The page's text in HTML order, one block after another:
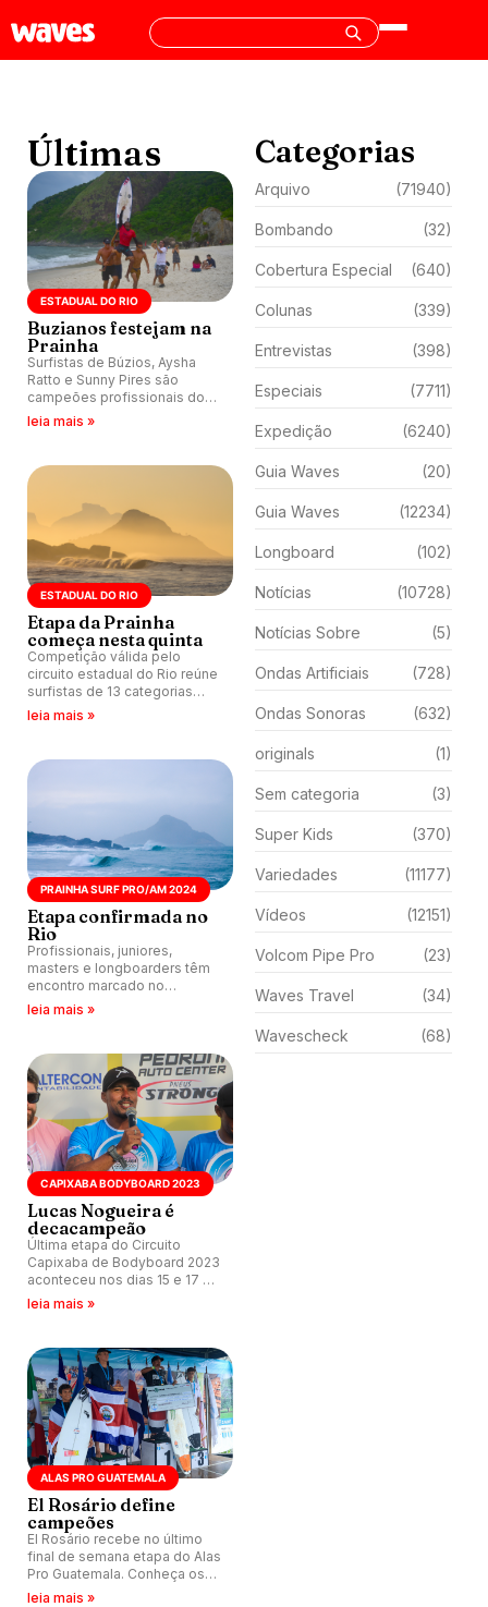
Últimas
ESTADUAL DO RIO
Buzianos festejam na
Prainha
Surfistas de Búzios, Aysha
Ratto e Sunny Pires são
campeões profissionais do
Rio. Prainha Surf Pro/Am 2024
leia mais »
ESTADUAL DO RIO
Etapa da Prainha
começa nesta quinta
Competição válida pelo
circuito estadual do Rio reúne
surfistas de 13 categorias
para 3 dias de disputas no
começa nesta quinta (19).
leia mais »
PRAINHA SURF PRO/AM 2024
Etapa confirmada no
Rio
Profissionais, juniores,
masters e longboarders têm
encontro marcado no
santuário do surfe carioca
terminam na quarta (18).
leia mais »
CAPIXABA BODYBOARD 2023
Lucas Nogueira é
decacampeão
Última etapa do Circuito
Capixaba de Bodyboard 2023
aconteceu nos dias 15 e 17 de
dezembro, na Barra do Jucu,
conquistando seu décimo
título.
leia mais »
ALAS PRO GUATEMALA
El Rosário define
campeões
El Rosário recebe no último
final de semana etapa do Alas
Pro Guatemala. Conheça os
vencedores.
leia mais »
Categorias
Arquivo (71940)
Bombando (32)
Cobertura Especial (640)
Colunas (339)
Entrevistas (398)
Especiais (7711)
Expedição (6240)
Guia Waves (20)
Guia Waves (12234)
Longboard (102)
Notícias (10728)
Notícias Sobre (5)
Ondas Artificiais (728)
Ondas Sonoras (632)
originals (1)
Sem categoria (3)
Super Kids (370)
Variedades (11177)
Vídeos (12151)
Volcom Pipe Pro (23)
Waves Travel (34)
Wavescheck (68)